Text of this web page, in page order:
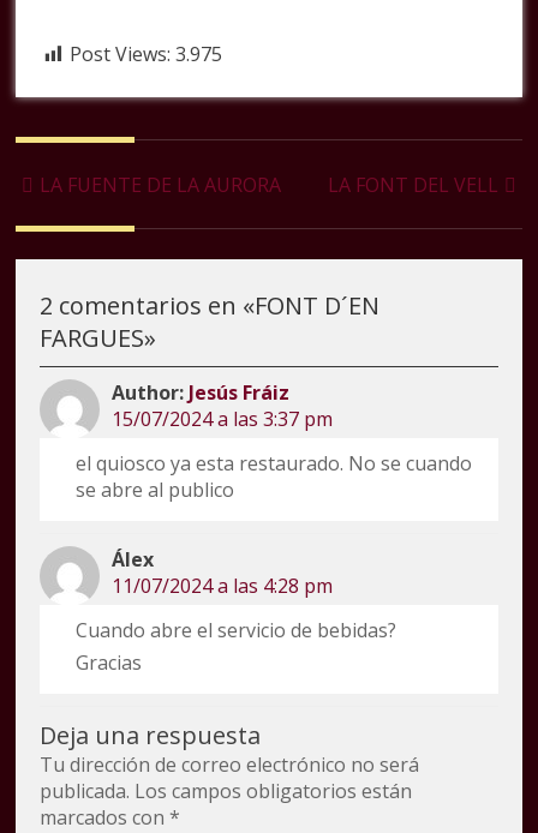
Post Views: 3.975
Navegación
de
la
LA FUENTE DE LA AURORA LA FONT DEL VELL
2 comentarios en «FONT D´EN
FARGUES»
Jesús Fráiz
15/07/2024 a las 3:37 pm
el quiosco ya esta restaurado. No se cuando
se abre al publico
Álex
11/07/2024 a las 4:28 pm
Cuando abre el servicio de bebidas?
Gracias
Deja una respuesta
Tu dirección de correo electrónico no será
publicada. Los campos obligatorios están
marcados con*